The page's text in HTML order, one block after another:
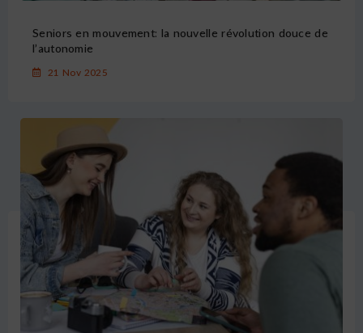
Seniors en mouvement: la nouvelle révolution douce de
l’autonomie
21 Nov 2025